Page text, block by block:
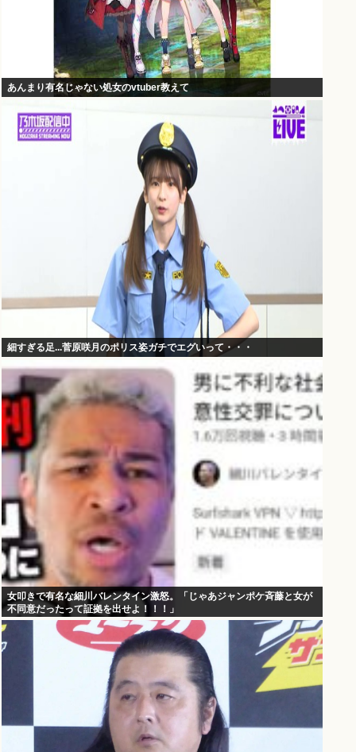
あんまり有名じゃない処女のvtuber教えて
細すぎる足...菅原咲月のポリス姿ガチでエグいって・・・
女叩きで有名な細川バレンタイン激怒。「じゃあジャンポケ斉藤と女が
不同意だったって証拠を出せよ！！！」